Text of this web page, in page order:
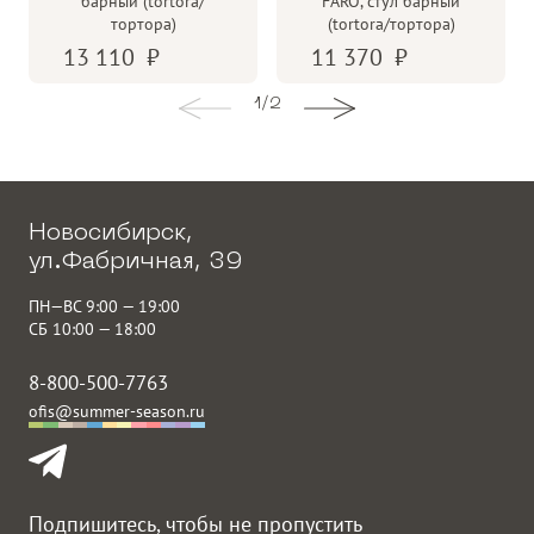
тортора)
13 110
(tortora/тортора)
11 370
1 / 2
Новосибирск,
ул.Фабричная, 39
ПН—ВС 9:00 — 19:00
СБ 10:00 — 18:00
8-800-500-7763
ofis@summer-season.ru
Подпишитесь, чтобы не пропустить